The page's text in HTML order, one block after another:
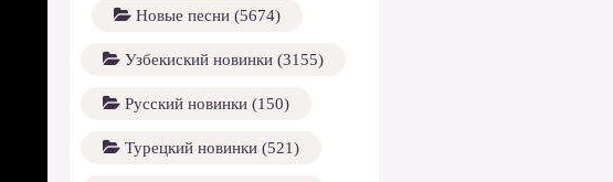
Новые песни (5674)
Узбекиский новинки (3155)
Русский новинки (150)
Турецкий новинки (521)